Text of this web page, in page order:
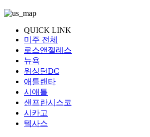
QUICK LINK
미주 전체
로스앤젤레스
뉴욕
워싱턴DC
애틀랜타
시애틀
샌프란시스코
시카고
텍사스